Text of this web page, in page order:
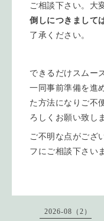
ご相談下さい。大
倒しにつきまして
了承ください。
できるだけスムー
一同事前準備を進
た方法になりご不
ろしくお願い致し
ご不明な点がござ
フにご相談下さい
2026-08（2）